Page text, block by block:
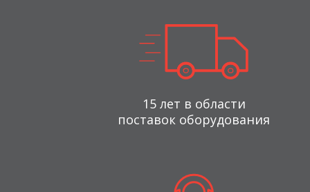
15 лет в области
поставок оборудования